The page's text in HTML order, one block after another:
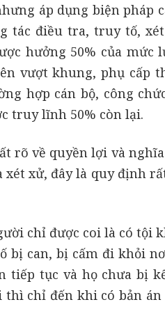
áp dụng biện
tác điều tra, truy tố,
hưởng 50% của mức
vượt khung, phụ cấp
hợp cán bộ, công
truy lĩnh 50% còn lại.
rõ về quyền lợi và
xử, đây là quy định
chỉ được coi là có tội
bị can, bị cấm đi khỏi
tục và họ chưa bị
thì chỉ đến khi có bản